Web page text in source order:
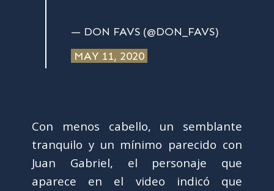
— DON FAVS (@DON_FAVS)
MAY 11, 2020
Con menos cabello, un semblante
tranquilo y un mínimo parecido con
Juan Gabriel, el personaje que
aparece en el video indicó que